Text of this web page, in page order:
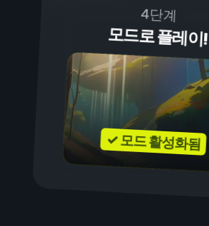
4단계
모드로 플레이!
✓ 모드 활성화됨